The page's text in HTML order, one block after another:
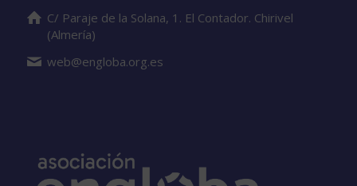
C/ Paraje de la Solana, 1. El Contador. Chirivel
(Almería)
web@engloba.org.es